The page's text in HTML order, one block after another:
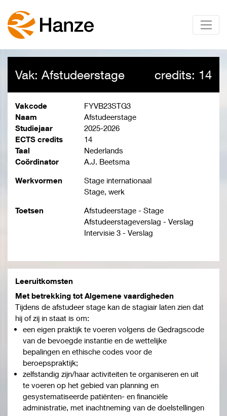
Vak: Afstudeerstage credits: 14
Vakcode
FYVB23STG3
Naam
Afstudeerstage
Studiejaar
2025-2026
ECTS credits
14
Taal
Nederlands
Coördinator
A.J. Beetsma
Werkvormen
Stage internationaal
Stage, werk
Toetsen
Afstudeerstage - Stage
Afstudeerstageverslag - Verslag
Intervisie 3 - Verslag
Leeruitkomsten
Met betrekking tot Algemene vaardigheden
Tijdens de afstudeer stage kan de stagiair laten zien dat
hij of zij in staat is om:
een eigen praktijk te voeren volgens de Gedragscode
van de bevoegde instantie en de wettelijke
bepalingen en ethische codes voor de
beroepspraktijk;
zelfstandig zijn/haar activiteiten te organiseren en uit
te voeren op het gebied van planning en
gesystematiseerde patiënten- en financiële
administratie, met inachtneming van de doelstellingen